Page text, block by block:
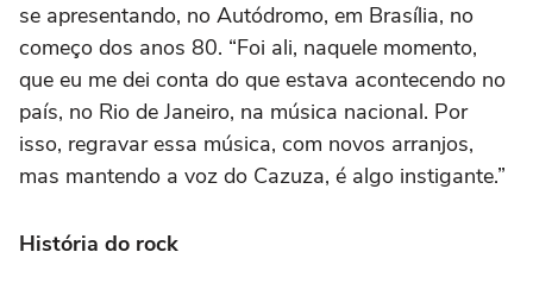
se apresentando, no Autódromo, em Brasília, no
começo dos anos 80. “Foi ali, naquele momento,
que eu me dei conta do que estava acontecendo no
país, no Rio de Janeiro, na música nacional. Por
isso, regravar essa música, com novos arranjos,
mas mantendo a voz do Cazuza, é algo instigante.”
História do rock